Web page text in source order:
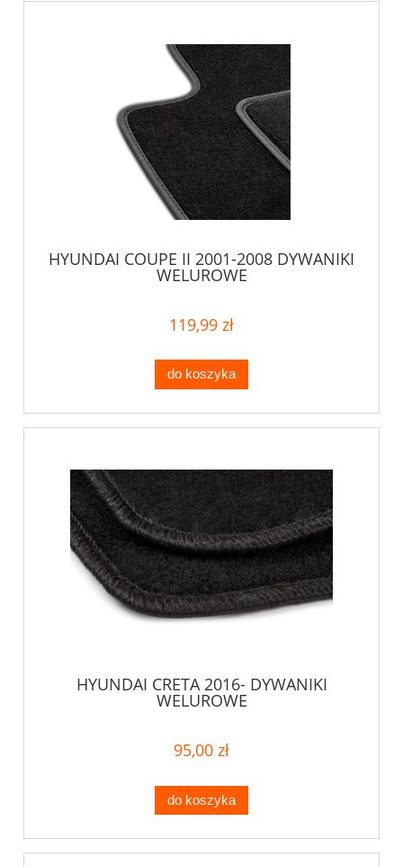
HYUNDAI COUPE II 2001-2008 DYWANIKI
WELUROWE
119,99 zł
do koszyka
HYUNDAI CRETA 2016- DYWANIKI
WELUROWE
95,00 zł
do koszyka